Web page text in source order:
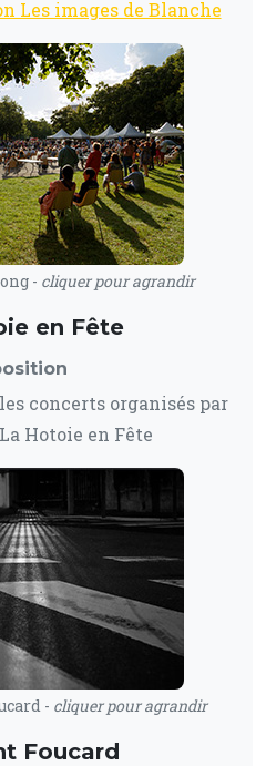
Les images de Blanche
- cliquer pour agrandir
en Fête
concerts organisés par
Hotoie en Fête
- cliquer pour agrandir
Foucard